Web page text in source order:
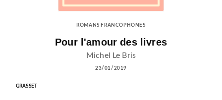
ROMANS FRANCOPHONES
Pour l'amour des livres
Michel Le Bris
23/01/2019
GRASSET